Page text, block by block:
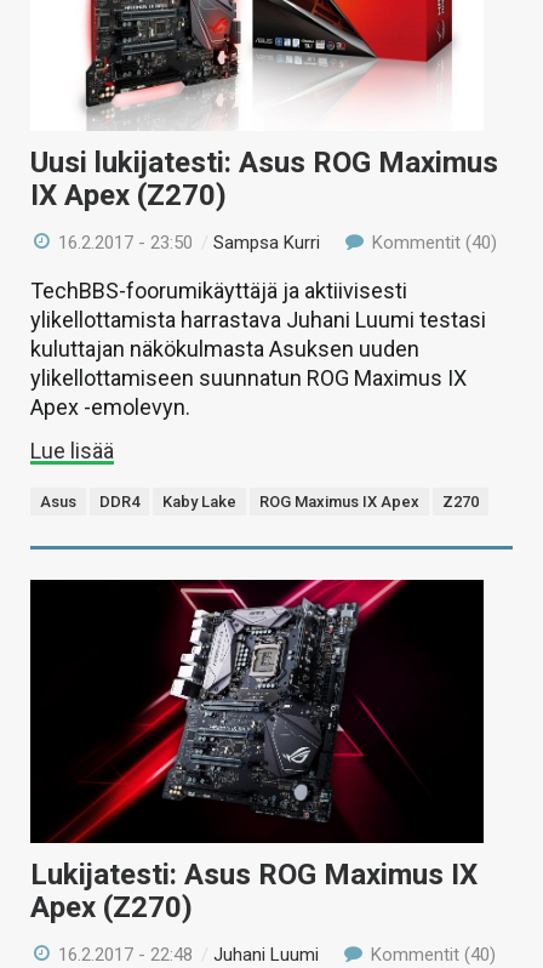
Uusi lukijatesti: Asus ROG Maximus
IX Apex (Z270)
16.2.2017 - 23:50 /Sampsa Kurri Kommentit (40)
TechBBS-foorumikäyttäjä ja aktiivisesti
ylikellottamista harrastava Juhani Luumi testasi
kuluttajan näkökulmasta Asuksen uuden
ylikellottamiseen suunnatun ROG Maximus IX
Apex -emolevyn.
Lue lisää
Asus DDR4 Kaby Lake ROG Maximus IX Apex Z270
Lukijatesti: Asus ROG Maximus IX
Apex (Z270)
16.2.2017 - 22:48 /Juhani Luumi Kommentit (40)